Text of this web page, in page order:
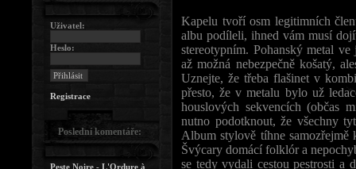
Kapelu tvoří osm legitimních
albu podíleli, ihned vám musí
stereotypním. Pohanský metal
až možná nebezpečně košatý,
Uznejte, že třeba flašinet v
přesto, že v metalu bylo už
houslových sekvencích (občas
nutno podotknout, že všechny
Album stylově tíhne samozřejmě
Švýcary domácí folklór a
se tedy vydali cestou pestrosti a
Uživatel:
Heslo:
Registrace
Poslední komentáře:
Peste Noire - L'Ordure à